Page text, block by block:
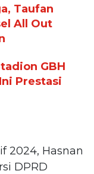
Taufan
All Out
GBH
Prestasi
2024, Hasnan
DPRD